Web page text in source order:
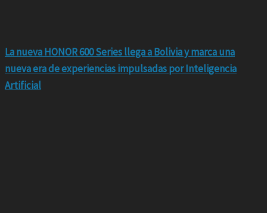
La nueva HONOR 600 Series llega a Bolivia y marca una
nueva era de experiencias impulsadas por Inteligencia
Artificial